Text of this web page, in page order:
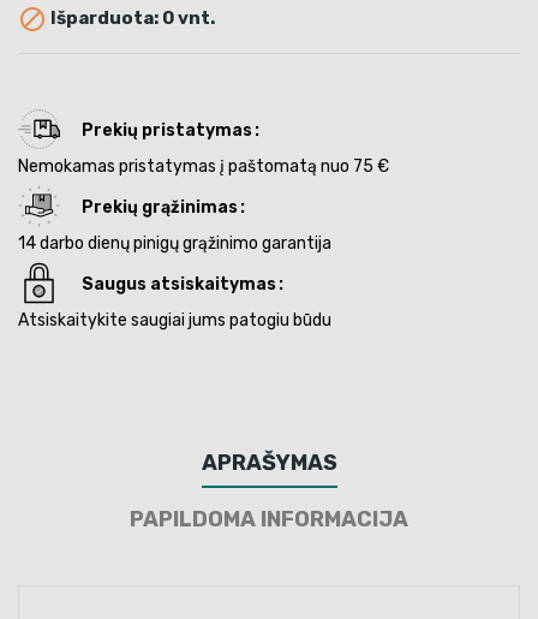
 Išparduota: 0 vnt.
Prekių pristatymas
Nemokamas pristatymas į paštomatą nuo 75 €
Prekių grąžinimas
14 darbo dienų pinigų grąžinimo garantija
Saugus atsiskaitymas
Atsiskaitykite saugiai jums patogiu būdu
APRAŠYMAS
PAPILDOMA INFORMACIJA